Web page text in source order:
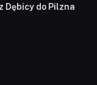
Dębicy do Pilzna